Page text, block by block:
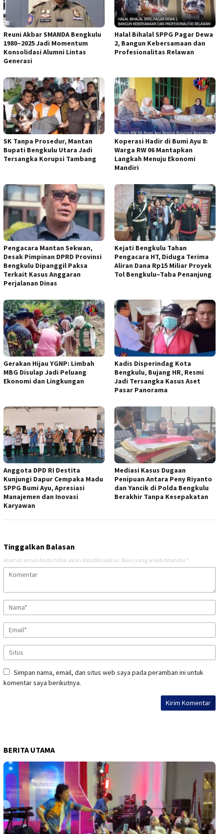
Reuni Akbar SMANDA Bengkulu
1980–2025 Jadi Momentum
Konsolidasi Alumni Lintas
Generasi
Halal Bihalal SPPG Pagar Dewa
2, Bangun Kebersamaan dan
Profesionalitas Relawan
SK Tanpa Prosedur, Mantan
Bupati Bengkulu Utara Jadi
Tersangka Korupsi Tambang
Koperasi Hadir di Bumi Ayu 8:
Warga RW 06 Mantapkan
Langkah Menuju Ekonomi
Mandiri
Pengacara Mantan Sekwan,
Desak Pimpinan DPRD Provinsi
Bengkulu Dipanggil Paksa
Terkait Kasus Anggaran
Perjalanan Dinas
Kejati Bengkulu Tahan
Pengacara HT, Diduga Terima
Aliran Dana Rp15 Miliar Proyek
Tol Bengkulu–Taba Penanjung
Gerakan Hijau YGNP: Limbah
MBG Disulap Jadi Peluang
Ekonomi dan Lingkungan
Kadis Disperindag Kota
Bengkulu, Bujang HR, Resmi
Jadi Tersangka Kasus Aset
Pasar Panorama
Anggota DPD RI Destita
Kunjungi Dapur Cempaka Madu
SPPG Bumi Ayu, Apresiasi
Manajemen dan Inovasi
Karyawan
Mediasi Kasus Dugaan
Penipuan Antara Peny Riyanto
dan Yancik di Polda Bengkulu
Berakhir Tanpa Kesepakatan
Tinggalkan Balasan
Alamat email Anda tidak akan dipublikasikan. Ruas yang wajib ditandai *
Simpan nama, email, dan situs web saya pada peramban ini untuk
komentar saya berikutnya.
BERITA UTAMA